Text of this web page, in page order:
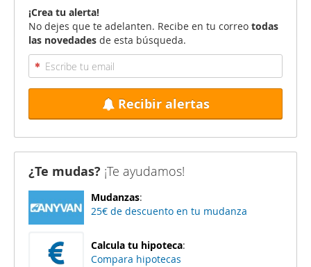
¡Crea tu alerta!
No dejes que te adelanten. Recibe en tu correo todas
las novedades de esta búsqueda.
Recibir alertas
¿Te mudas? ¡Te ayudamos!
Mudanzas:
25€ de descuento en tu mudanza
Calcula tu hipoteca:
Compara hipotecas